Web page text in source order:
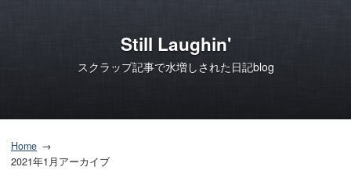
Still Laughin'
スクラップ記事で水増しされた日記blog
Home
2021年1月アーカイブ